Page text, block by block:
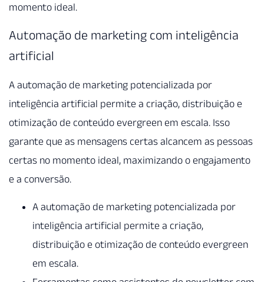
momento ideal.
Automação de marketing com inteligência
artificial
A automação de marketing potencializada por
inteligência artificial permite a criação, distribuição e
otimização de conteúdo evergreen em escala. Isso
garante que as mensagens certas alcancem as pessoas
certas no momento ideal, maximizando o engajamento
e a conversão.
A automação de marketing potencializada por
inteligência artificial permite a criação,
distribuição e otimização de conteúdo evergreen
em escala.